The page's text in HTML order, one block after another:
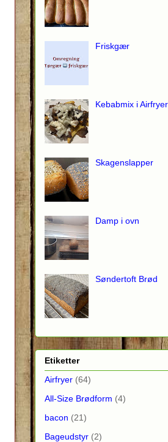
Friskgær
Kebabmix i Airfryer
Skagenslapper
Damp i ovn
Søndertoft Brød
Etiketter
Airfryer (64)
All-Size Brødform (4)
bacon (21)
Bageudstyr (2)